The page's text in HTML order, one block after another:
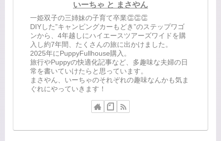
いーちゃ と まさやん
一姫双子の三姉妹の子育て卒業👏👏👏
DIYした”キャンピングカーもどき”のステップワゴ
ンから、4年越しにハイエースツアーズワイドを購
入し約7年間、たくさんの旅に出かけました。
2025年にPuppyFullhouse購入。
旅行やPuppyの快適化記事など、多趣味な夫婦の日
常を書いていけたらと思っています。
まさやん、いーちゃのそれぞれの趣味なんかも気ま
ぐれにやっていきます！